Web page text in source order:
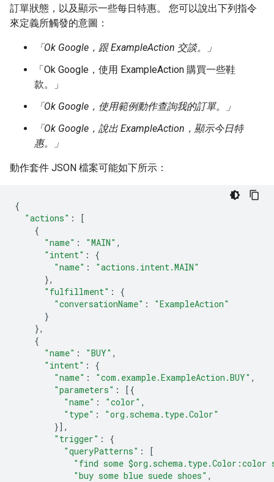
訂單狀態，以及顯示一些每日特惠。 您可以說出下列指令
來定義所觸發的意圖：
「Ok Google，跟 ExampleAction 交談。」
「Ok Google，使用 ExampleAction 購買一些鞋
款。」
「Ok Google，使用範例動作查詢我的訂單。」
「Ok Google，說出 ExampleAction，顯示今日特
惠。」
動作套件 JSON 檔案可能如下所示：
{
"actions" :
[
{
"name" : "MAIN" ,
"intent" :
{
"name" :
"actions.intent.MAIN"
},
"fulfillment" :
{
"conversationName" :
"ExampleAction"
}
},
{
"name" : "BUY" ,
"intent" :
{
"name" : "com.example.ExampleAction.BUY" ,
"parameters" :
[{
"name" : "color" ,
"type" :
"org.schema.type.Color"
}],
"trigger" :
{
"queryPatterns" :
[
"find some $org.schema.type.Color:color
"buy some blue suede shoes" ,